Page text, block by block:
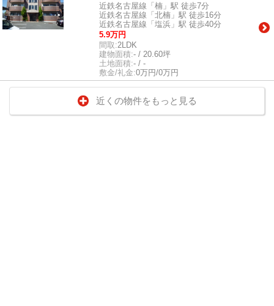
近鉄名古屋線「楠」駅 徒歩7分
近鉄名古屋線「北楠」駅 徒歩16分
近鉄名古屋線「塩浜」駅 徒歩40分
5.9万円
間取:2LDK
建物面積:- / 20.60坪
土地面積:- / -
敷金/礼金:0万円/0万円
近くの物件をもっと見る